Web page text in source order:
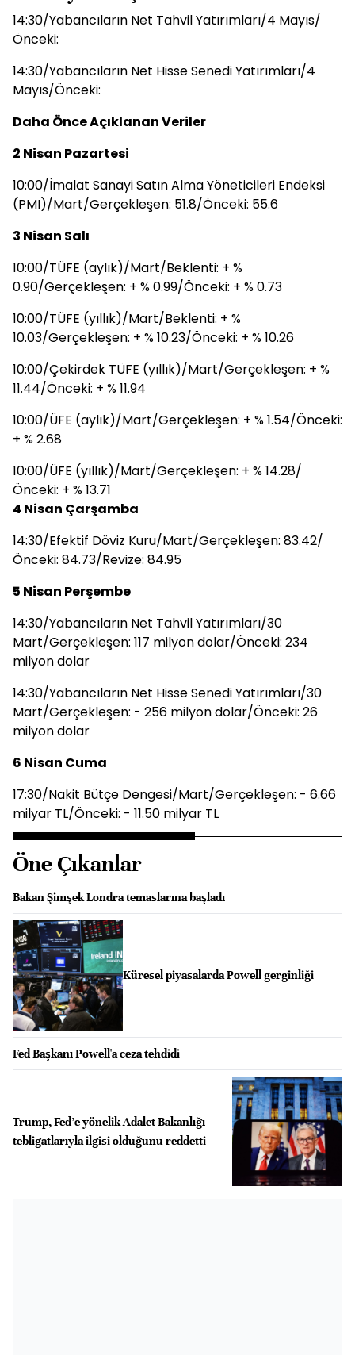
14:30/Yabancıların Net Tahvil Yatırımları/4 Mayıs/
Önceki:
14:30/Yabancıların Net Hisse Senedi Yatırımları/4
Mayıs/Önceki:
Daha Önce Açıklanan Veriler
2 Nisan Pazartesi
10:00/İmalat Sanayi Satın Alma Yöneticileri Endeksi
(PMI)/Mart/Gerçekleşen: 51.8/Önceki: 55.6
3 Nisan Salı
10:00/TÜFE (aylık)/Mart/Beklenti: + %
0.90/Gerçekleşen: + % 0.99/Önceki: + % 0.73
10:00/TÜFE (yıllık)/Mart/Beklenti: + %
10.03/Gerçekleşen: + % 10.23/Önceki: + % 10.26
10:00/Çekirdek TÜFE (yıllık)/Mart/Gerçekleşen: + %
11.44/Önceki: + % 11.94
10:00/ÜFE (aylık)/Mart/Gerçekleşen: + % 1.54/Önceki:
+ % 2.68
10:00/ÜFE (yıllık)/Mart/Gerçekleşen: + % 14.28/
Önceki: + % 13.71
4 Nisan Çarşamba
14:30/Efektif Döviz Kuru/Mart/Gerçekleşen: 83.42/
Önceki: 84.73/Revize: 84.95
5 Nisan Perşembe
14:30/Yabancıların Net Tahvil Yatırımları/30
Mart/Gerçekleşen: 117 milyon dolar/Önceki: 234
milyon dolar
14:30/Yabancıların Net Hisse Senedi Yatırımları/30
Mart/Gerçekleşen: - 256 milyon dolar/Önceki: 26
milyon dolar
6 Nisan Cuma
17:30/Nakit Bütçe Dengesi/Mart/Gerçekleşen: - 6.66
milyar TL/Önceki: - 11.50 milyar TL
Öne Çıkanlar
Bakan Şimşek Londra temaslarına başladı
Küresel piyasalarda Powell gerginliği
Fed Başkanı Powell'a ceza tehdidi
Trump, Fed’e yönelik Adalet Bakanlığı
tebligatlarıyla ilgisi olduğunu reddetti